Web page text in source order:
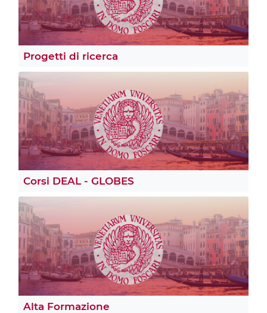
Progetti di ricerca
Corsi DEAL - GLOBES
Alta Formazione